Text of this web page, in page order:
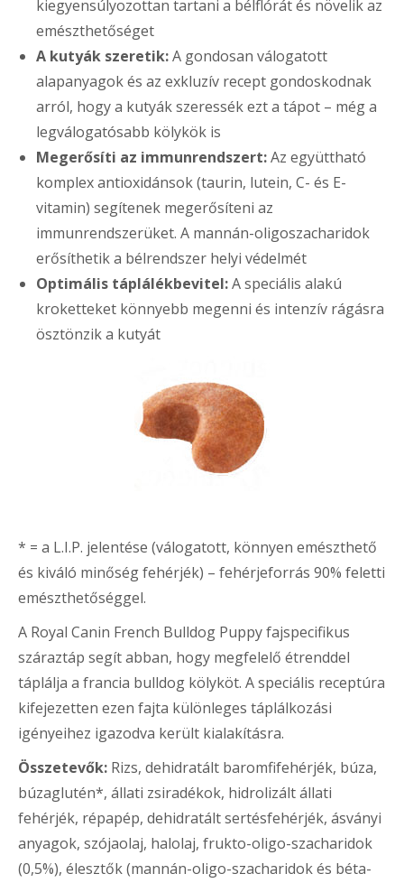
kiegyensúlyozottan tartani a bélflórát és növelik az
emészthetőséget
A kutyák szeretik:A gondosan válogatott
alapanyagok és az exkluzív recept gondoskodnak
arról, hogy a kutyák szeressék ezt a tápot – még a
legválogatósabb kölykök is
Megerősíti az immunrendszert:Az együttható
komplex antioxidánsok (taurin, lutein, C- és E-
vitamin) segítenek megerősíteni az
immunrendszerüket. A mannán-oligoszacharidok
erősíthetik a bélrendszer helyi védelmét
Optimális táplálékbevitel:A speciális alakú
kroketteket könnyebb megenni és intenzív rágásra
ösztönzik a kutyát
* = a L.I.P. jelentése (válogatott, könnyen emészthető
és kiváló minőség fehérjék) – fehérjeforrás 90% feletti
emészthetőséggel.
A Royal Canin French Bulldog Puppy fajspecifikus
száraztáp segít abban, hogy megfelelő étrenddel
táplálja a francia bulldog kölyköt. A speciális receptúra
kifejezetten ezen fajta különleges táplálkozási
igényeihez igazodva került kialakításra.
Összetevők: Rizs, dehidratált baromfifehérjék, búza,
búzaglutén*, állati zsiradékok, hidrolizált állati
fehérjék, répapép, dehidratált sertésfehérjék, ásványi
anyagok, szójaolaj, halolaj, frukto-oligo-szacharidok
(0,5%), élesztők (mannán-oligo-szacharidok és béta-